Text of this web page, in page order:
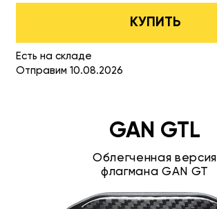
КУПИТЬ
Есть на складе
Отправим 10.08.2026
GAN GTL
Облегченная версия
флагмана GAN GT